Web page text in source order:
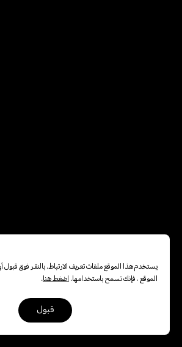
يستخدم هذا الموقع ملفات تعريف الارتباط. بالنقر فوق قبول
الموقع ، فإنك تسمح باستخدامها.اضغط هنا.
قبول